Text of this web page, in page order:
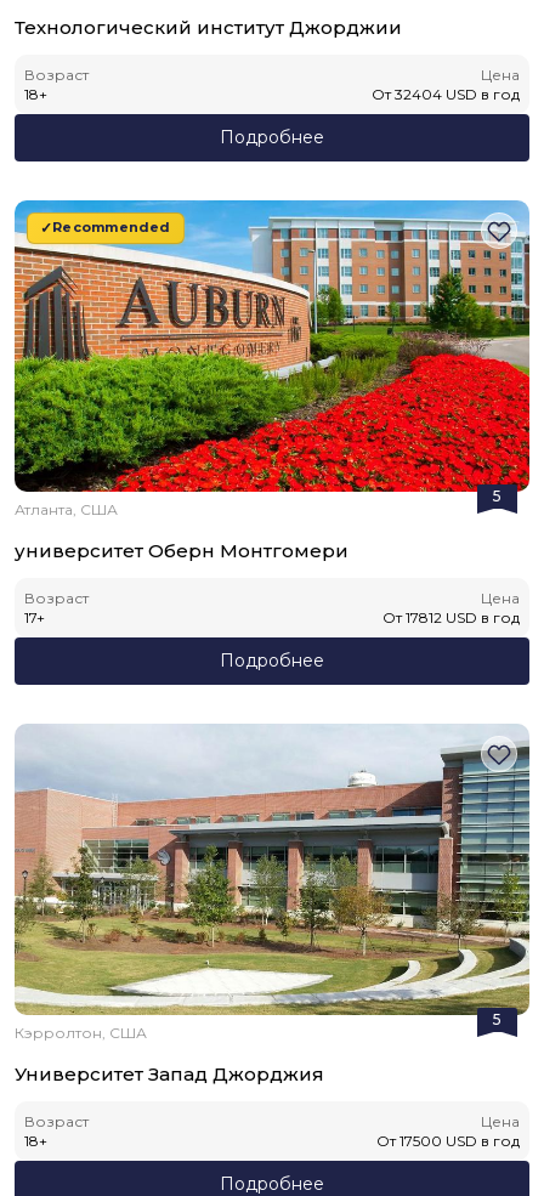
Технологический институт Джорджии
Возраст
18+
Цена
От 32404 USD в год
Подробнее
Recommended
5
Атланта, США
университет Оберн Монтгомери
Возраст
17+
Цена
От 17812 USD в год
Подробнее
5
Кэрролтон, США
Университет Запад Джорджия
Возраст
18+
Цена
От 17500 USD в год
Подробнее